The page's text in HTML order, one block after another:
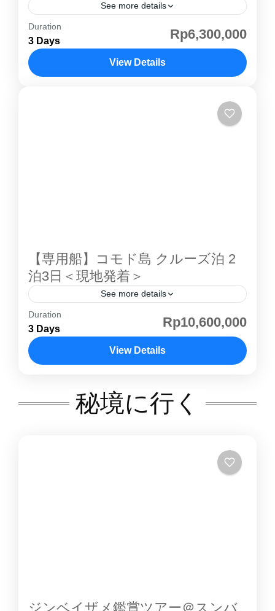
See more details
コモド島 はインドネシアの小スンダ列島にある
島で、行政的には東ヌサトゥンガラ州に属しま
す。野生の コモド島 コモドドラゴン が生息す
ることで特に知られており、ダイビングでも人
で世界自然遺産として登録されています。1991
アー こちらのツアーでは４つのタイプから客室
を選んでいただきます。お部屋の紹介①シェア
ルーム一部屋を４人でシェアしていただきま
す。（他の方と同室になります） ②プライベー
トルームダブルベッドのあるプライベートルー
ムです。 ③プライベートオーシャンビュールー
ムダブルベッドのあるプライベートルームで
④プライベートVIPルームアッパーデッキに部
屋があり、広さも十分にあるVIPルームです。
Duration
3 Days Rp6,300,000
View Details
【専用船】コモド島 クルーズ泊 2
泊3日＜現地発着＞
See more details
コモド島 はインドネシアの小スンダ列島にある
島で、行政的には東ヌサトゥンガラ州に属しま
す。野生のコモド島コモドドラゴンが生息する
ことで特に知られており、ダイビングでも人気
世界自然遺産として登録されています。1991年
に世界遺産に登録され、乾燥した風土と透き通
呼ぶにふさわしいコモド島 。ゆっくりクルー
ジングしながら、パダール島での絶景、コモド
す。 デッキ充分海を見渡せる広さはありま
Duration
3 Days Rp10,600,000
View Details
秘境に行く
ジンベイザメ鑑賞ツアー＠スンバ